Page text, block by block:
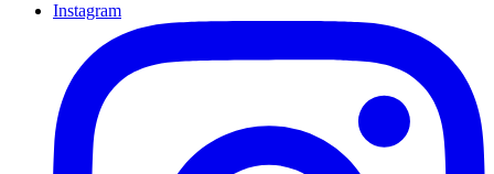
Instagram